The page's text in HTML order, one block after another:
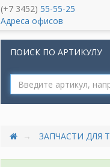
(+7 3452) 55-55-25
Адреса офисов
ПОИСК ПО АРТИКУЛУ
ЗАПЧАСТИ ДЛЯ